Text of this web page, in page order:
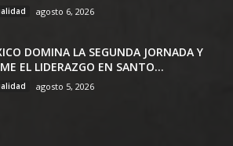
agosto 6, 2026
DOMINA LA SEGUNDA JORNADA Y
EL LIDERAZGO EN SANTO...
agosto 5, 2026